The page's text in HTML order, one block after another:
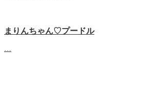
まりんちゃん♡プードル